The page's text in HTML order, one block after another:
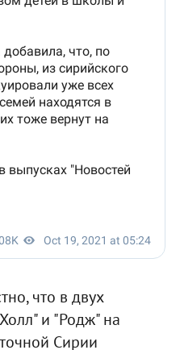
что в двух
и "Родж" на
Сирии